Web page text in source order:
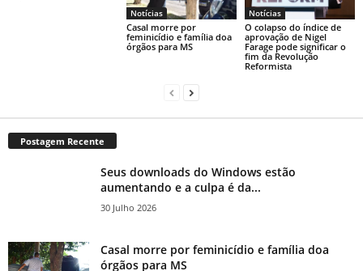
Notícias
Casal morre por
feminicídio e família doa
órgãos para MS
Notícias
O colapso do índice de
aprovação de Nigel
Farage pode significar o
fim da Revolução
Reformista
Postagem Recente
Seus downloads do Windows estão
aumentando e a culpa é da...
30 Julho 2026
Casal morre por feminicídio e família doa
órgãos para MS